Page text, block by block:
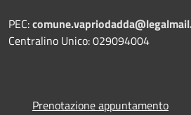
PEC:
Centralino Unico: 029094004
Prenotazione appuntamento